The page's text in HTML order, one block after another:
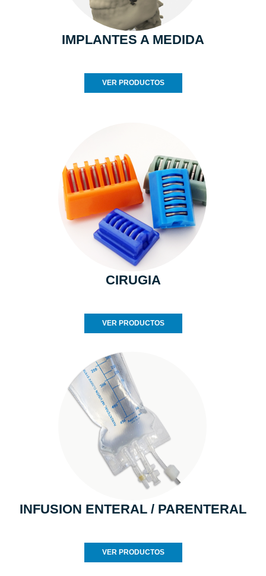
IMPLANTES A MEDIDA
VER PRODUCTOS
CIRUGIA
VER PRODUCTOS
INFUSION ENTERAL / PARENTERAL
VER PRODUCTOS